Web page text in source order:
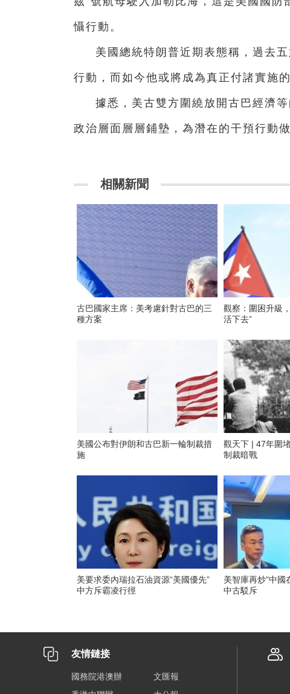
懾行動。
美國總統特朗普近期表態稱，過去
行動，而如今他或將成為真正付諸實施的
據悉，美古雙方圍繞放開古巴經濟
政治層面層層鋪墊，為潛在的干預行動
相關新聞
古巴國家主席：美考慮針對古巴的三
種方案
觀察：圍困升級
活下去”
美國公布對伊朗和古巴新一輪制裁措
施
觀天下 | 47年圍
制裁暗戰
美要求委內瑞拉石油資源“美國優先”
中方斥霸凌行徑
美智庫再炒"中國
中古駁斥
友情鏈接
國務院港澳辦
文匯報